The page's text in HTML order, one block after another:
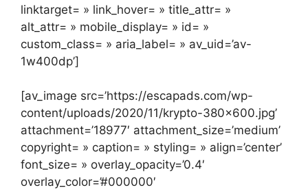
linktarget= » link_hover= » title_attr= »
alt_attr= » mobile_display= » id= »
custom_class= » aria_label= » av_uid=’av-
1w400dp’]
[av_image src=’https://escapads.com/wp-
content/uploads/2020/11/krypto-380×600.jpg’
attachment=’18977′ attachment_size=’medium’
copyright= » caption= » styling= » align=’center’
font_size= » overlay_opacity=’0.4′
overlay_color=’#000000′